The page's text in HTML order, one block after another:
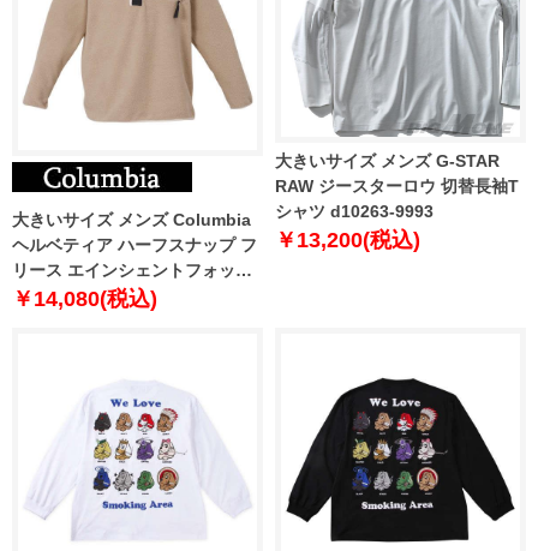
大きいサイズ メンズ Columbia
ヘルベティア ハーフスナップ フ
リース エインシェントフォッシ
ル 1278-2305-1 1X 2X 3X 4X 5X
￥14,080(税込)
大きいサイズ メンズ G-STAR
RAW ジースターロウ 切替長袖T
シャツ d10263-9993
￥13,200(税込)